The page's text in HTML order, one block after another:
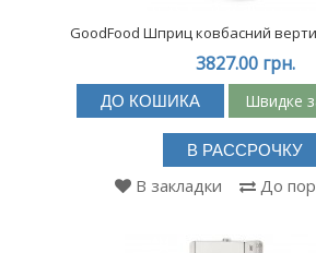
GoodFood Шприц ковбасний
3827.00 грн.
ДО КОШИКА Швидке
В РАССРОЧКУ
В закладки До